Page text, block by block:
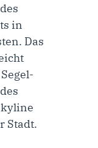
in
Das
Stadt.